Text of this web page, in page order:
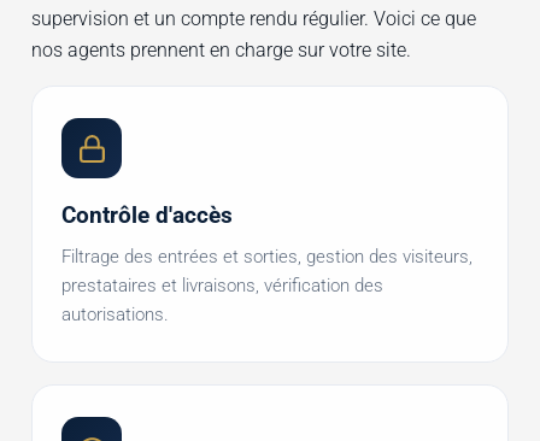
supervision et un compte rendu régulier. Voici ce que
nos agents prennent en charge sur votre site.
Contrôle d'accès
Filtrage des entrées et sorties, gestion des visiteurs,
prestataires et livraisons, vérification des
autorisations.